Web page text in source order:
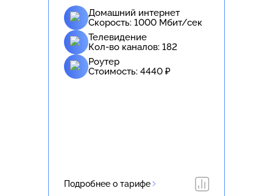
Домашний интернет
Скорость: 1000 Мбит/сек
Телевидение
Кол-во каналов: 182
Роутер
Стоимость: 4440 ₽
Подробнее о тарифе